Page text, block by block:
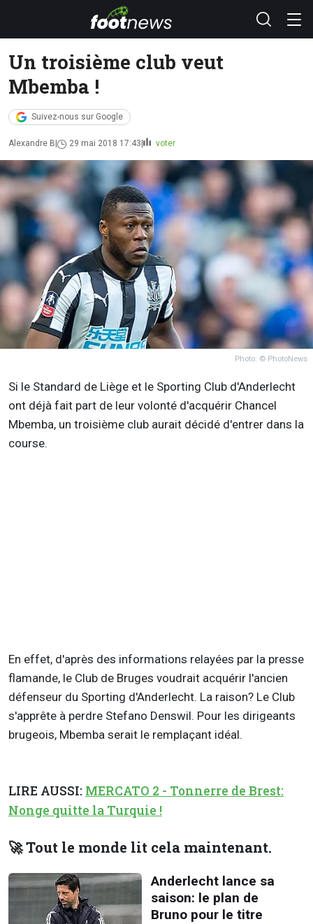
Un troisième club veut
Mbemba !
Suivez-nous sur Google
Alexandre B 29 mai 2018 17:43 voter
Photo: © PhotoNews
Si le Standard de Liège et le Sporting Club d'Anderlecht
ont déjà fait part de leur volonté d'acquérir Chancel
Mbemba, un troisième club aurait décidé d'entrer dans la
course.
En effet, d'après des informations relayées par la presse
flamande, le Club de Bruges voudrait acquérir l'ancien
défenseur du Sporting d'Anderlecht. La raison? Le Club
s'apprête à perdre Stefano Denswil. Pour les dirigeants
brugeois, Mbemba serait le remplaçant idéal.
LIRE AUSSI: MERCATO 2 - Tonnerre de Brest:
Nonge quitte la Turquie !
🚀 Tout le monde lit cela maintenant.
Anderlecht lance sa
saison: le plan de
Bruno pour le titre